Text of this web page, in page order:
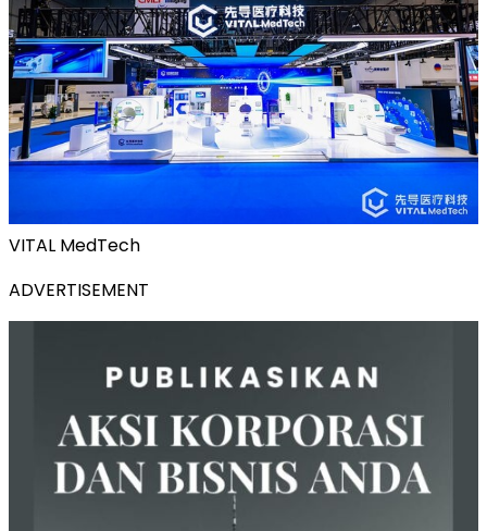
VITAL MedTech
ADVERTISEMENT